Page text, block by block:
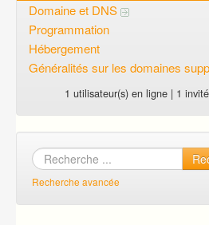
Domaine et DNS
Programmation
Hébergement
Généralités sur les domaines
1 utilisateur(s) en ligne | 1
Recherche avancée